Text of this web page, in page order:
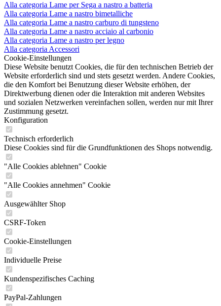
Alla categoria Lame per Sega a nastro a batteria
Alla categoria Lame a nastro bimetalliche
Alla categoria Lame a nastro carburo di tungsteno
Alla categoria Lame a nastro acciaio al carbonio
Alla categoria Lame a nastro per legno
Alla categoria Accessori
Cookie-Einstellungen
Diese Website benutzt Cookies, die für den technischen Betrieb der
Website erforderlich sind und stets gesetzt werden. Andere Cookies,
die den Komfort bei Benutzung dieser Website erhöhen, der
Direktwerbung dienen oder die Interaktion mit anderen Websites
und sozialen Netzwerken vereinfachen sollen, werden nur mit Ihrer
Zustimmung gesetzt.
Konfiguration
Technisch erforderlich
Diese Cookies sind für die Grundfunktionen des Shops notwendig.
"Alle Cookies ablehnen" Cookie
"Alle Cookies annehmen" Cookie
Ausgewählter Shop
CSRF-Token
Cookie-Einstellungen
Individuelle Preise
Kundenspezifisches Caching
PayPal-Zahlungen